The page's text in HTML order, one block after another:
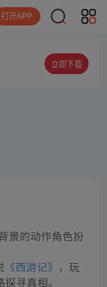
打开APP
立即下载
景的动作角色扮
《西游记》 ，玩
寻真相。